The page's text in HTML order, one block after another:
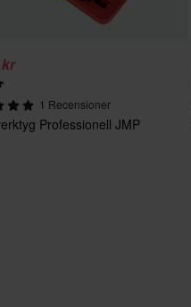
1 Recensioner
Professionell JMP